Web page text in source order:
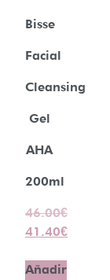
Bisse
Facial
Cleansing
Gel
AHA
200ml
46.00€
41.40€
Añadir